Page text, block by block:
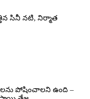
సినీ నటి, నిర్మాత
పోషించాలని ఉంది –